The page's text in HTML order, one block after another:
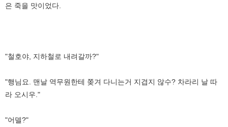
은 죽을 맛이었다.
"철호야, 지하철로 내려갈까?"
"행님요. 맨날 역무원한테 쫒겨 다니는거 지겹지 않수? 차라리 날 따
라 오시우."
"어델?"